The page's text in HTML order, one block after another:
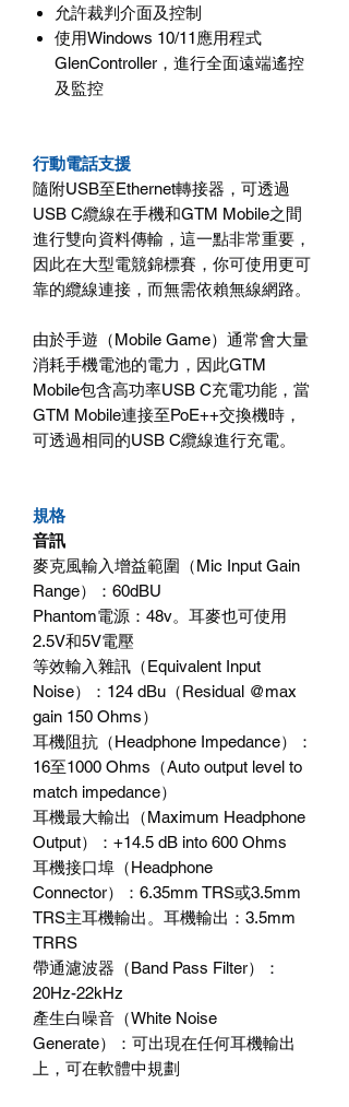
允許裁判介面及控制
使用Windows 10/11應用程式
GlenController，進行全面遠端遙控
及監控
行動電話支援
隨附USB至Ethernet轉接器，可透過
USB C纜線在手機和GTM Mobile之間
進行雙向資料傳輸，這一點非常重要，
因此在大型電競錦標賽，你可使用更可
靠的纜線連接，而無需依賴無線網路。
由於手遊（Mobile Game）通常會大量
消耗手機電池的電力，因此GTM
Mobile包含高功率USB C充電功能，當
GTM Mobile連接至PoE++交換機時，
可透過相同的USB C纜線進行充電。
規格
音訊
麥克風輸入增益範圍（Mic Input Gain
Range）：60dBU
Phantom電源：48v。耳麥也可使用
2.5V和5V電壓
等效輸入雜訊（Equivalent Input
Noise）：124 dBu（Residual @max
gain 150 Ohms）
耳機阻抗（Headphone Impedance）：
16至1000 Ohms（Auto output level to
match impedance）
耳機最大輸出（Maximum Headphone
Output）：+14.5 dB into 600 Ohms
耳機接口埠（Headphone
Connector）：6.35mm TRS或3.5mm
TRS主耳機輸出。耳機輸出：3.5mm
TRRS
帶通濾波器（Band Pass Filter）：
20Hz-22kHz
產生白噪音（White Noise
Generate）：可出現在任何耳機輸出
上，可在軟體中規劃